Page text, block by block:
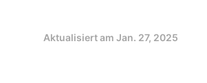
Aktualisiert am Jan. 27, 2025